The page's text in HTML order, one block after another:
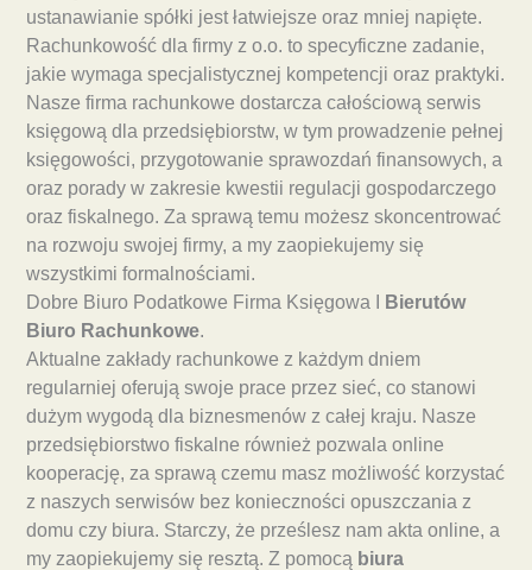
ustanawianie spółki jest łatwiejsze oraz mniej napięte.
Rachunkowość dla firmy z o.o. to specyficzne zadanie,
jakie wymaga specjalistycznej kompetencji oraz praktyki.
Nasze firma rachunkowe dostarcza całościową serwis
księgową dla przedsiębiorstw, w tym prowadzenie pełnej
księgowości, przygotowanie sprawozdań finansowych, a
oraz porady w zakresie kwestii regulacji gospodarczego
oraz fiskalnego. Za sprawą temu możesz skoncentrować
na rozwoju swojej firmy, a my zaopiekujemy się
wszystkimi formalnościami.
Dobre Biuro Podatkowe Firma Księgowa I
Bierutów
Biuro Rachunkowe.
Aktualne zakłady rachunkowe z każdym dniem
regularniej oferują swoje prace przez sieć, co stanowi
dużym wygodą dla biznesmenów z całej kraju. Nasze
przedsiębiorstwo fiskalne również pozwala online
kooperację, za sprawą czemu masz możliwość korzystać
z naszych serwisów bez konieczności opuszczania z
domu czy biura. Starczy, że prześlesz nam akta online, a
my zaopiekujemy się resztą. Z pomocą biura